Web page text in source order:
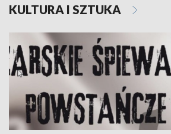
KULTURA I SZTUKA